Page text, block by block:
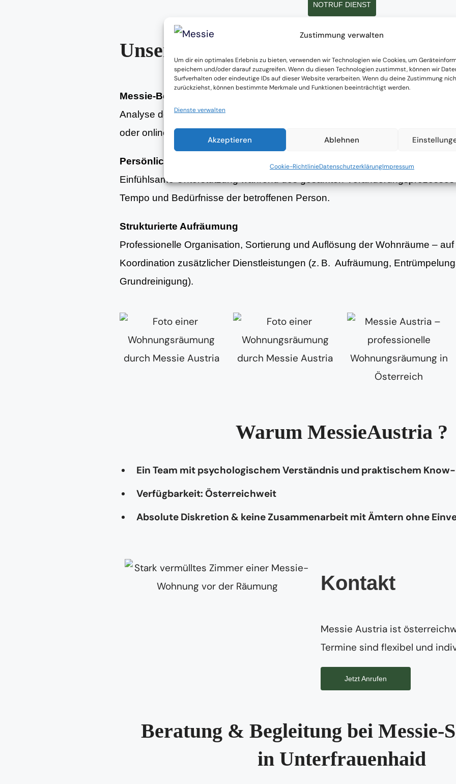
Zustimmung verwalten
Um dir ein optimales Erlebnis zu bieten, verwenden wir Technologien wie Cookies, um
speichern und/oder darauf zuzugreifen. Wenn du diesen Technologien zustimmst, können wir
Surfverhalten oder eindeutige IDs auf dieser Website verarbeiten. Wenn du deine Zustimmung
zurückziehst, können bestimmte Merkmale und Funktionen beeinträchtigt werden.
Dienste verwalten
Akzeptieren Ablehnen
Cookie-RichtlinieDatenschutzerklärungImpressum
NOTRUF DIENST
Unsere Leistungen
Messie-Beratung
Analyse der aktuellen Wohnsituation und strukturierte Planung erster
oder online.
Persönliche Begleitung
Einfühlsame Unterstützung während des gesamten
Tempo und Bedürfnisse der betroffenen Person.
Strukturierte Aufräumung
Professionelle Organisation, Sortierung und Auflösung der Wohnräume –
Koordination zusätzlicher Dienstleistungen (z. B. Aufräumung,
Grundreinigung).
Warum MessieAustria ?
Ein Team mit psychologischem Verständnis und praktischem
Verfügbarkeit: Österreichweit
Absolute Diskretion & keine Zusammenarbeit mit Ämtern ohne
Kontakt
Messie Austria ist
Termine sind flexibel und
Jetzt Anrufen
Beratung & Begleitung bei Messie-
in Unterfrauenhaid